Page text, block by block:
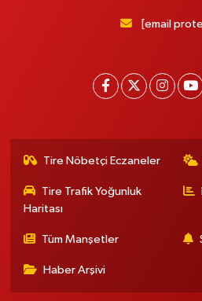
[email
Tire Nöbetçi Eczaneler
Tire Trafik Yoğunluk
Haritası
Tüm Manşetler
Haber Arşivi